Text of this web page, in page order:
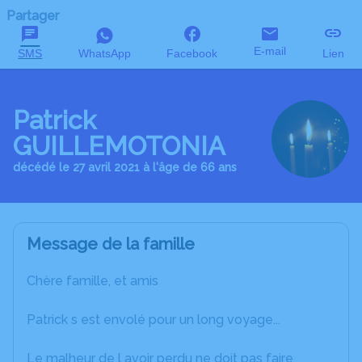
Partager
SMS WhatsApp Facebook E-mail Lien
Patrick
GUILLEMOTONIA
décédé le 27 avril 2021 à l'âge de 66 ans
Message de la famille
Chère famille, et amis
Patrick s est envolé pour un long voyage...
Le malheur de l avoir perdu ne doit pas faire